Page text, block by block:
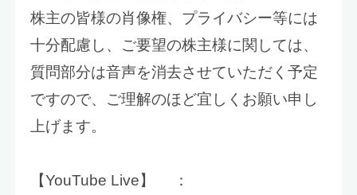
株主の皆様の肖像権、プライバシー等には
十分配慮し、ご要望の株主様に関しては、
質問部分は音声を消去させていただく予定
ですので、ご理解のほど宜しくお願い申し
上げます。
【YouTube Live】 ：